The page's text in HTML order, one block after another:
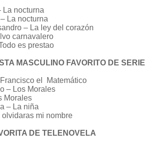
La nocturna
La nocturna
– La ley del corazón
carnavalero
es prestao
MASCULINO FAVORITO DE SERIE
el Matemático
– Los Morales
Morales
– La niña
olvidaras mi nombre
DE TELENOVELA